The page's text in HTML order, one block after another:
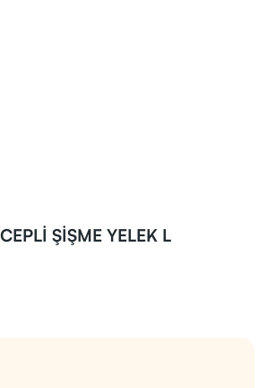
ŞİŞME YELEK L